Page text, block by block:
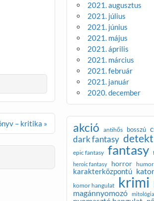
– kritika »
2021. augusztus
2021. július
2021. június
2021. május
2021. április
2021. március
2021. február
2021. január
2020. december
akció antihős bosszú
dark fantasy
epic fantasy fantasy
heroic fantasy horror humor
karakterközpontú
komor hangulat krimi
magánnyomozó mitológia